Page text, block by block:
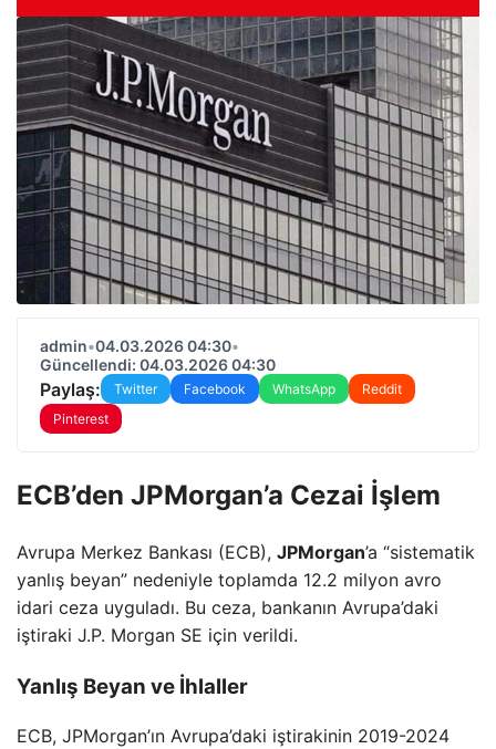
admin•04.03.2026 04:30•
Güncellendi: 04.03.2026 04:30
Paylaş: Twitter Facebook WhatsApp
Reddit
Pinterest
ECB’den JPMorgan’a Cezai İşlem
Avrupa Merkez Bankası (ECB), JPMorgan’a “sistematik
yanlış beyan” nedeniyle toplamda 12.2 milyon avro
idari ceza uyguladı. Bu ceza, bankanın Avrupa’daki
iştiraki J.P. Morgan SE için verildi.
Yanlış Beyan ve İhlaller
ECB, JPMorgan’ın Avrupa’daki iştirakinin 2019-2024